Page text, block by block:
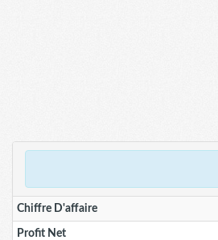
Chiffre D'affaire
Profit Net